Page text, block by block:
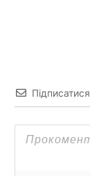
Підписатися